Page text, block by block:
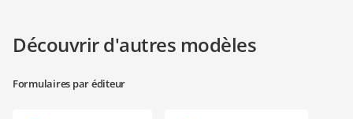
Découvrir d'autres modèles
Formulaires par éditeur